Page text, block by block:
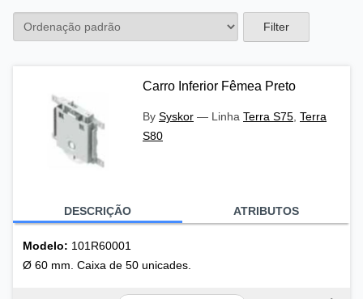
Filter
Carro Inferior Fêmea Preto
By Syskor — Linha Terra S75, Terra
S80
DESCRIÇÃO ATRIBUTOS
Modelo: 101R60001
Ø 60 mm. Caixa de 50 unicades.